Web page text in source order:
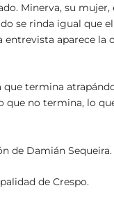
Minerva, su mujer,
se rinda igual que
aparece la
termina
no termina, lo
de Damián Sequeira.
de Crespo.